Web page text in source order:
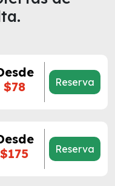
$78
Reserva
$175
Reserva